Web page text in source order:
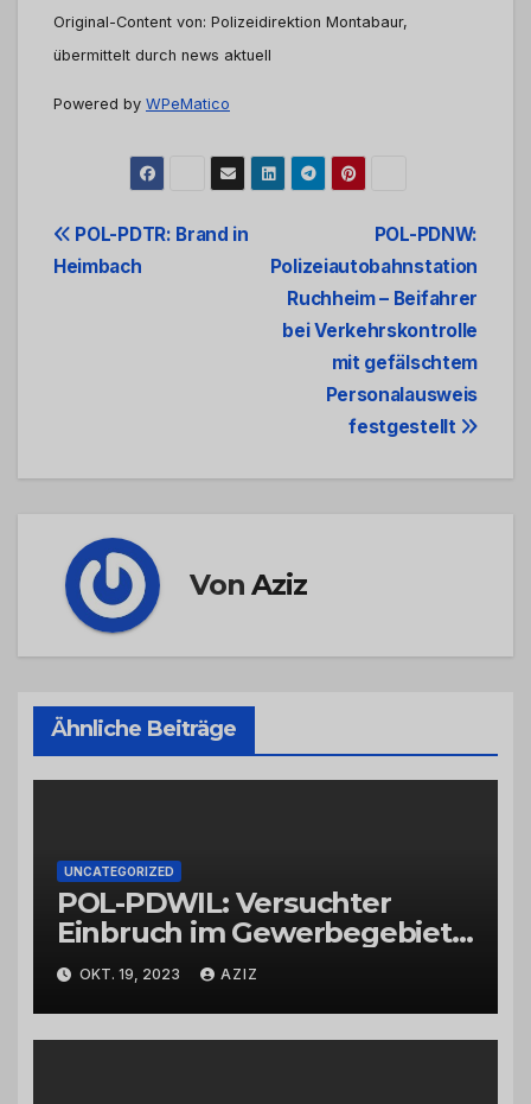
Original-Content von: Polizeidirektion Montabaur,
übermittelt durch news aktuell
Powered by WPeMatico
Beitrags-
POL-PDNW:
Polizeiautobahnstation
Ruchheim – Beifahrer
bei Verkehrskontrolle
mit gefälschtem
Personalausweis
festgestellt
POL-PDTR: Brand in
Heimbach
VonAziz
Ähnliche Beiträge
UNCATEGORIZED
POL-PDWIL: Versuchter
Einbruch im Gewerbegebiet
Wittlich
OKT. 19, 2023 AZIZ